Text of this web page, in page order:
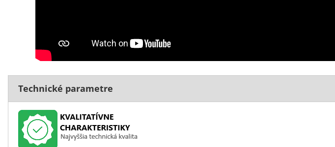
Technické parametre